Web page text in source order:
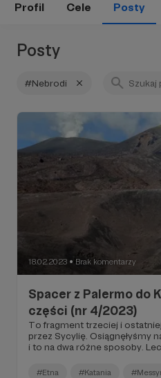
Profil Cele Posty
Posty
#Nebrodi
18.02.2023 ● Brak komentarzy
Spacer z Palermo do
części (nr 4/2023)
To fragment trzeciej i
przez Sycylię. Osiągnęłyśmy
i to na dwa różne sposoby.
ciekawych miejsc.
#Etna #Katania